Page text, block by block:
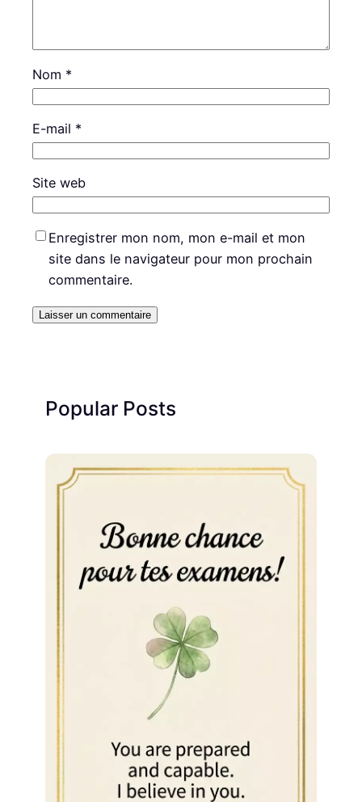
Nom *
E-mail *
Site web
Enregistrer mon nom, mon e-mail et mon
site dans le navigateur pour mon prochain
commentaire.
Popular Posts